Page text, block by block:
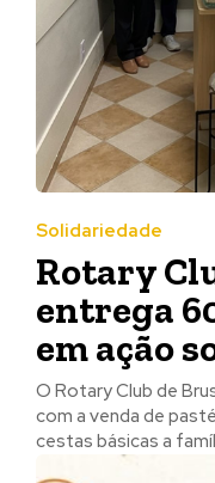
Solidariedade
Rotary
entrega
em ação
O Rotary Club de
com a venda de
cestas básicas a